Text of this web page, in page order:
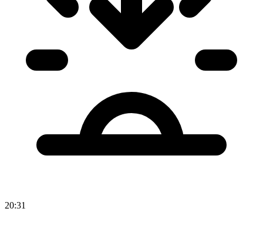
20:31